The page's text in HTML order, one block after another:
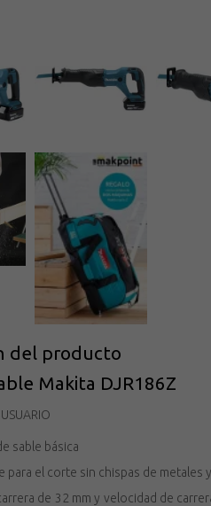
del producto
Makita DJR186Z
sable básica
para el corte sin chispas de metales
de 32 mm y velocidad de